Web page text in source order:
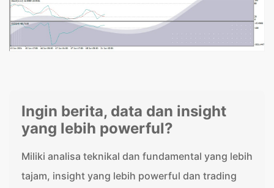
Ingin berita, data dan insight
yang lebih powerful?
Miliki analisa teknikal dan fundamental yang lebih
tajam, insight yang lebih powerful dan trading